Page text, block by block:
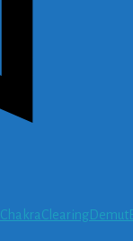
ChakraClearingDemut